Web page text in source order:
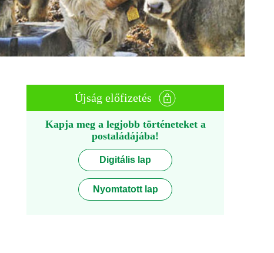
Újság előfizetés
Kapja meg a legjobb történeteket a
postaládájába!
Digitális lap
Nyomtatott lap